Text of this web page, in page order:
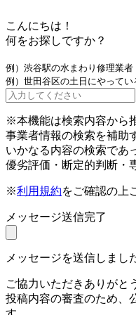
こんにちは！
何をお探しですか？
例）渋谷駅の水まわり修理業者
例）世田谷区の土日にやってい
※本機能は検索内容から
事業者情報の検索を補助
いかなる内容の検索であ
優劣評価・断定的判断・
※利用規約をご確認の上
メッセージ送信完了
メッセージを送信しまし
ご協力いただきありがと
投稿内容の審査のため、